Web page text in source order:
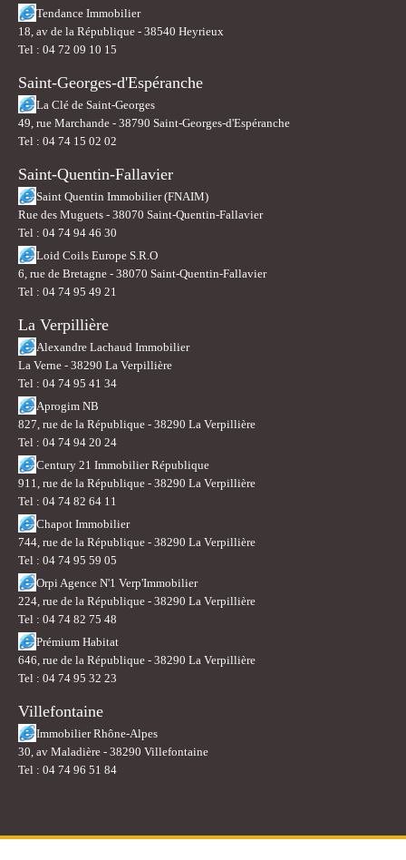
Tendance Immobilier
18, av de la République - 38540 Heyrieux
Tel : 04 72 09 10 15
Saint-Georges-d'Espéranche
La Clé de Saint-Georges
49, rue Marchande - 38790 Saint-Georges-d'Espéranche
Tel : 04 74 15 02 02
Saint-Quentin-Fallavier
Saint Quentin Immobilier (FNAIM)
Rue des Muguets - 38070 Saint-Quentin-Fallavier
Tel : 04 74 94 46 30
Loid Coils Europe S.R.O
6, rue de Bretagne - 38070 Saint-Quentin-Fallavier
Tel : 04 74 95 49 21
La Verpillière
Alexandre Lachaud Immobilier
La Verne - 38290 La Verpillière
Tel : 04 74 95 41 34
Aprogim NB
827, rue de la République - 38290 La Verpillière
Tel : 04 74 94 20 24
Century 21 Immobilier République
911, rue de la République - 38290 La Verpillière
Tel : 04 74 82 64 11
Chapot Immobilier
744, rue de la République - 38290 La Verpillière
Tel : 04 74 95 59 05
Orpi Agence N'1 Verp'Immobilier
224, rue de la République - 38290 La Verpillière
Tel : 04 74 82 75 48
Prémium Habitat
646, rue de la République - 38290 La Verpillière
Tel : 04 74 95 32 23
Villefontaine
Immobilier Rhône-Alpes
30, av Maladière - 38290 Villefontaine
Tel : 04 74 96 51 84